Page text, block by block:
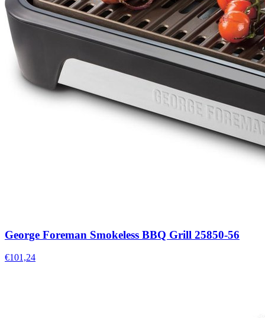
George Foreman Smokeless BBQ Grill 25850-56
€101,24